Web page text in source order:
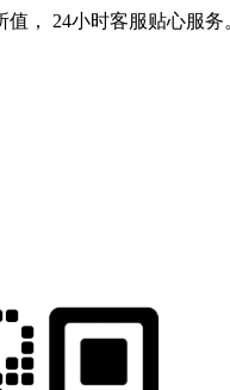
， 24小时客服贴心服务